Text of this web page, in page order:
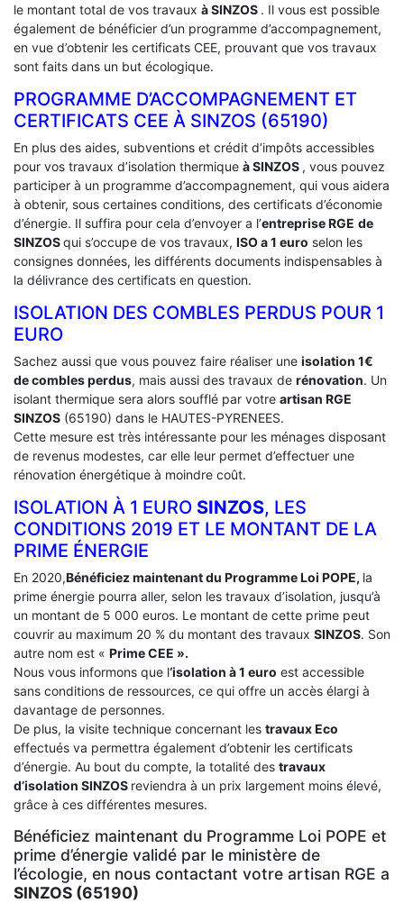
le montant total de vos travaux à SINZOS . Il vous est possible
également de bénéficier d’un programme d’accompagnement,
en vue d’obtenir les certificats CEE, prouvant que vos travaux
sont faits dans un but écologique.
PROGRAMME D’ACCOMPAGNEMENT ET
CERTIFICATS CEE À ‎SINZOS (65190)
En plus des aides, subventions et crédit d’impôts accessibles
pour vos travaux d’isolation thermique à SINZOS , vous pouvez
participer à un programme d’accompagnement, qui vous aidera
à obtenir, sous certaines conditions, des certificats d’économie
d’énergie. Il suffira pour cela d’envoyer a l’entreprise RGE de
SINZOSqui s’occupe de vos travaux, ISO a 1 euro selon les
consignes données, les différents documents indispensables à
la délivrance des certificats en question.
ISOLATION DES COMBLES PERDUS POUR 1
EURO
Sachez aussi que vous pouvez faire réaliser une isolation 1€
de combles perdus, mais aussi des travaux de rénovation. Un
isolant thermique sera alors soufflé par votre artisan RGE
SINZOS (65190) dans le HAUTES-PYRENEES.
Cette mesure est très intéressante pour les ménages disposant
de revenus modestes, car elle leur permet d’effectuer une
rénovation énergétique à moindre coût.
ISOLATION À 1 EURO SINZOS, LES
CONDITIONS 2019 ET LE MONTANT DE LA
PRIME ÉNERGIE
En 2020,Bénéficiez maintenant du Programme Loi POPE, la
prime énergie pourra aller, selon les travaux d’isolation, jusqu’à
un montant de 5 000 euros. Le montant de cette prime peut
couvrir au maximum 20 % du montant des travaux SINZOS. Son
autre nom est « Prime CEE ».
Nous vous informons que l‘isolation à 1 euro est accessible
sans conditions de ressources, ce qui offre un accès élargi à
davantage de personnes.
De plus, la visite technique concernant les travaux Eco
effectués va permettra également d’obtenir les certificats
d’énergie. Au bout du compte, la totalité des travaux
d’isolation SINZOS reviendra à un prix largement moins élevé,
grâce à ces différentes mesures.
Bénéficiez maintenant du Programme Loi POPE et
prime d’énergie validé par le ministère de
l’écologie, en nous contactant votre artisan RGE a
SINZOS (65190)